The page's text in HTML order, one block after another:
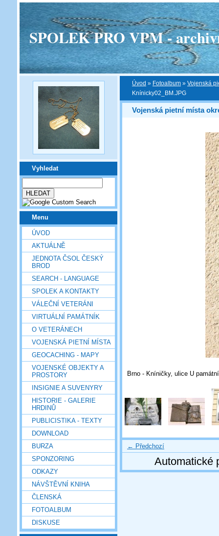
SPOLEK PRO VPM -
Vyhledat
Menu
ÚVOD
AKTUÁLNĚ
JEDNOTA ČSOL ČESKÝ
BROD
SEARCH - LANGUAGE
SPOLEK A KONTAKTY
VÁLEČNÍ VETERÁNI
VIRTUÁLNÍ PAMÁTNÍK
O VETERÁNECH
VOJENSKÁ PIETNÍ MÍSTA
GEOCACHING - MAPY
VOJENSKÉ OBJEKTY A
PROSTORY
INSIGNIE A SUVENYRY
HISTORIE - GALERIE
HRDINŮ
PUBLICISTIKA - TEXTY
DOWNLOAD
BURZA
SPONZORING
ODKAZY
NÁVŠTĚVNÍ KNIHA
ČLENSKÁ
FOTOALBUM
DISKUSE
Úvod » Fotoalbum » Vojenská
Knínicky02_BM.JPG
Vojenská pietní místa
Brno - Kníničky, ulice U
← Předchozí
Automatické